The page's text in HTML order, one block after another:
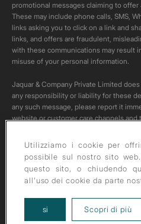
promotional messages claiming to
These may include phone calls, SMS,
links asking you to click on a link and
links, and offers are fraudulent,
with these communications may result
misuse of your personal information.
Jaquar & Company Private Limited
any responsibility or liability for these
any such message, please report it
website or customer care channels
All content on this channel is original.
these videos to your personal
copyright law.
Utilizziamo i cookie per
possibile sul nostro sito
questo sito, o chiudendo
all'uso dei cookie da parte
si Scopri di più